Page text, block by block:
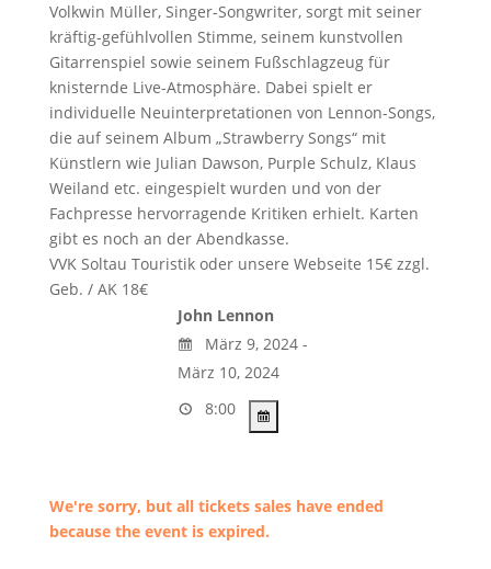
Volkwin Müller, Singer-Songwriter, sorgt mit seiner
kräftig-gefühlvollen Stimme, seinem kunstvollen
Gitarrenspiel sowie seinem Fußschlagzeug für
knisternde Live-Atmosphäre. Dabei spielt er
individuelle Neuinterpretationen von Lennon-Songs,
die auf seinem Album „Strawberry Songs“ mit
Künstlern wie Julian Dawson, Purple Schulz, Klaus
Weiland etc. eingespielt wurden und von der
Fachpresse hervorragende Kritiken erhielt. Karten
gibt es noch an der Abendkasse.
VVK Soltau Touristik oder unsere Webseite 15€ zzgl.
Geb. / AK 18€
John Lennon
März 9, 2024 -
März 10, 2024
8:00
We're sorry, but all tickets sales have ended
because the event is expired.